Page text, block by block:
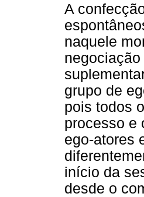
A
naquele
grupo de
pois todos
processo e
ego-atores
início da
desde o